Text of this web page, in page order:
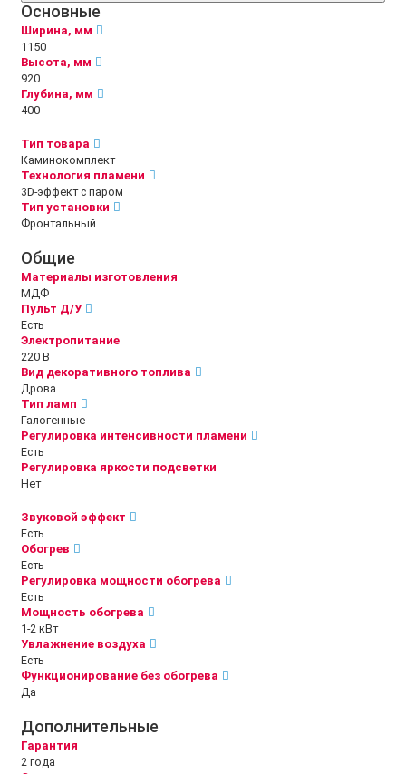
Основные
Ширина, мм
1150
Высота, мм
920
Глубина, мм
400
Тип товара
Каминокомплект
Технология пламени
3D-эффект с паром
Тип установки
Фронтальный
Общие
Материалы изготовления
МДФ
Пульт Д/У
Есть
Электропитание
220 В
Вид декоративного топлива
Дрова
Тип ламп
Галогенные
Регулировка интенсивности пламени
Есть
Регулировка яркости подсветки
Нет
Звуковой эффект
Есть
Обогрев
Есть
Регулировка мощности обогрева
Есть
Мощность обогрева
1-2 кВт
Увлажнение воздуха
Есть
Функционирование без обогрева
Да
Дополнительные
Гарантия
2 года